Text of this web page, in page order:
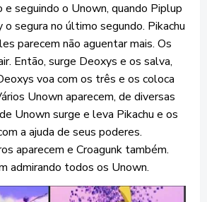
e seguindo o Unown, quando Piplup
segura no último segundo. Pikachu
parecem não aguentar mais. Os
Então, surge Deoxys e os salva,
voa com os três e os coloca
Unown aparecem, de diversas
Unown surge e leva Pikachu e os
a ajuda de seus poderes.
aparecem e Croagunk também.
admirando todos os Unown.